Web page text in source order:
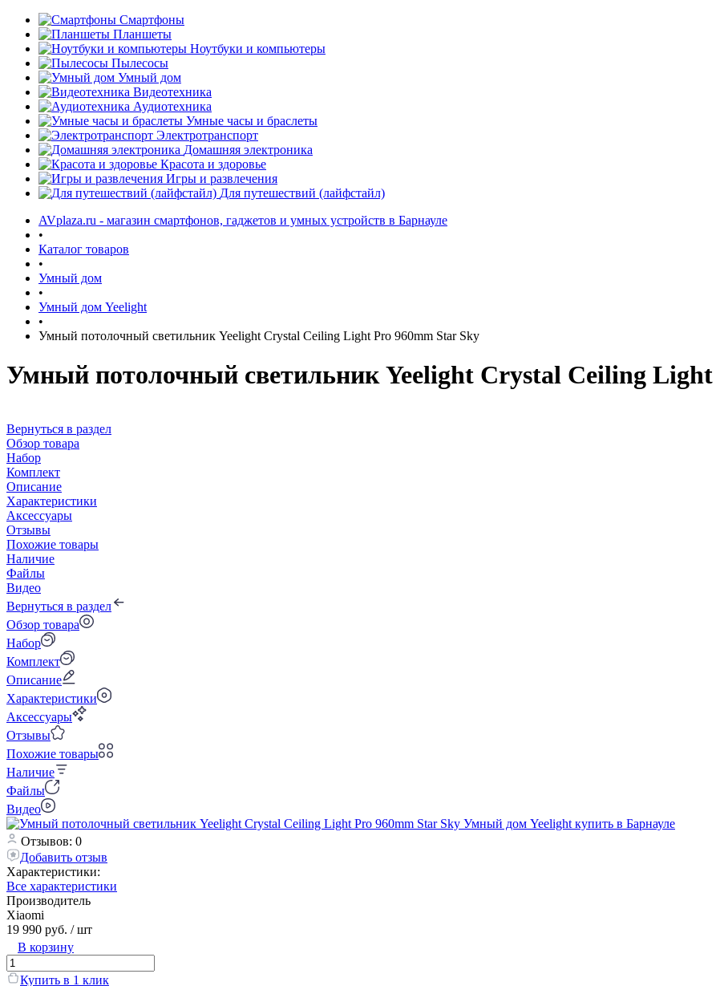
Смартфоны
Планшеты
Ноутбуки и компьютеры
Пылесосы
Умный дом
Видеотехника
Аудиотехника
Умные часы и браслеты
Электротранспорт
Домашняя электроника
Красота и здоровье
Игры и развлечения
Для путешествий (лайфстайл)
AVplaza.ru - магазин смартфонов, гаджетов и умных устройств в Барнауле
•
Каталог товаров
•
Умный дом
•
Умный дом Yeelight
•
Умный потолочный светильник Yeelight Crystal Ceiling Light Pro 960mm Star Sky
Умный потолочный светильник Yeelight Crystal Ceiling
Вернуться в раздел
Обзор товара
Набор
Комплект
Описание
Характеристики
Аксессуары
Отзывы
Похожие товары
Наличие
Файлы
Видео
Вернуться в раздел
Обзор товара
Набор
Комплект
Описание
Характеристики
Аксессуары
Отзывы
Похожие товары
Наличие
Файлы
Видео
Отзывов: 0
Добавить отзыв
Характеристики:
Все характеристики
Производитель
Xiaomi
19 990 руб. / шт
В корзину
Купить в 1 клик